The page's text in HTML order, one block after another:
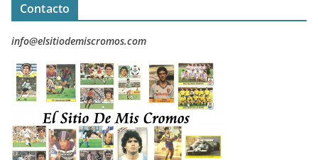
Contacto
info@elsitiodemiscromos.com